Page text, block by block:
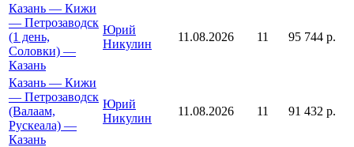
Казань — Кижи
— Петрозаводск
(1 день,
Соловки) —
Казань
Юрий
Никулин
11.08.2026 11 95 744 р.
Казань — Кижи
— Петрозаводск
(Валаам,
Рускеала) —
Казань
Юрий
Никулин
11.08.2026 11 91 432 р.